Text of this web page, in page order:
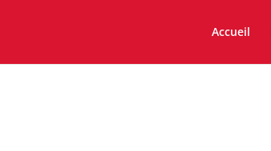
Accueil